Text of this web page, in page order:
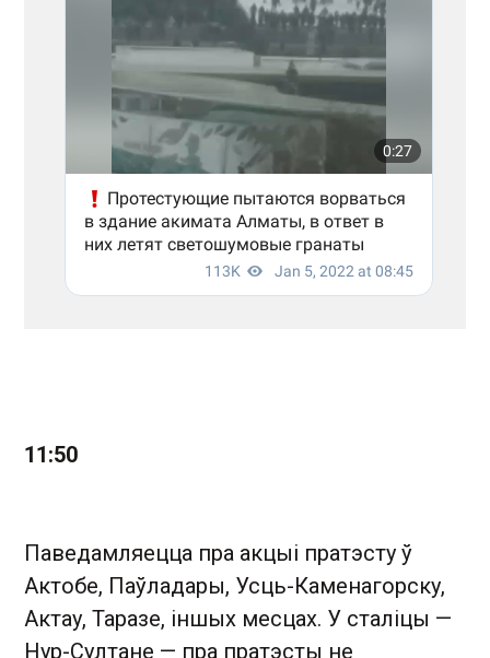
11:50
Паведамляецца пра акцыі пратэсту ў
Актобе, Паўладары, Усць-Каменагорску,
Актау, Таразе, іншых месцах. У сталіцы —
Нур-Султане — пра пратэсты не